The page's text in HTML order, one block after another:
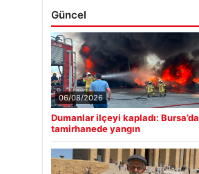
Güncel
06/08/2026
Dumanlar ilçeyi kapladı: Bursa’da
tamirhanede yangın